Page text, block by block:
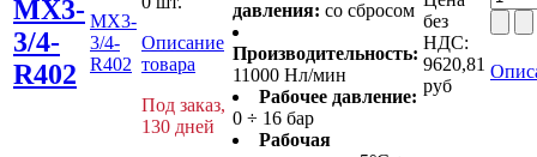
MX3-
3/4-
R402
MX3-
3/4-
R402
Описание
товара
Под заказ,
130 дней
давления: со сбросом
Производительность:
11000 Нл/мин
Рабочее давление:
0 ÷ 16 бар
Рабочая
без
НДС:
9620,81
руб